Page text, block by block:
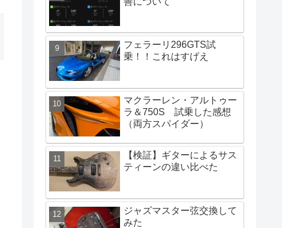
フェラーリ296GTS試
乗！！これはすげえ
マクラーレン・アルトゥー
ラ＆750S 試乗した感想
（両方スパイダー）
【検証】ギターによるサス
ティーンの違い比べた
ジャズマスター弦交換して
みた